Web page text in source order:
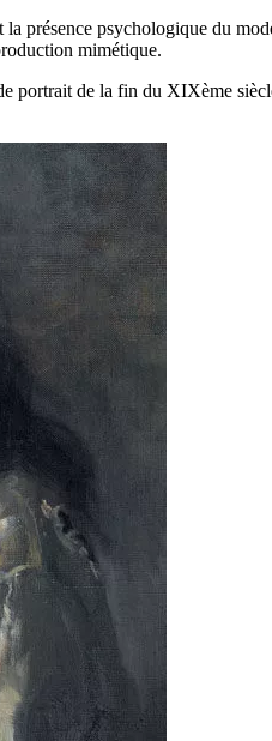
présence psychologique du
mimétique.
de la fin du XIXème